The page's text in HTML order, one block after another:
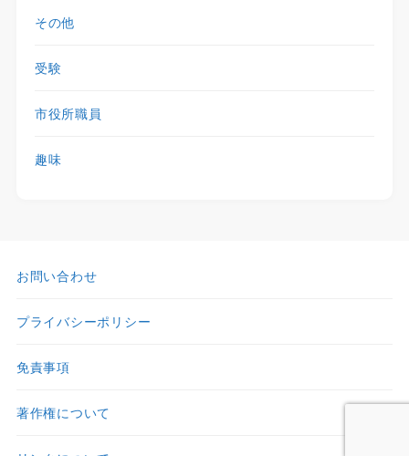
その他
受験
市役所職員
趣味
お問い合わせ
プライバシーポリシー
免責事項
著作権について